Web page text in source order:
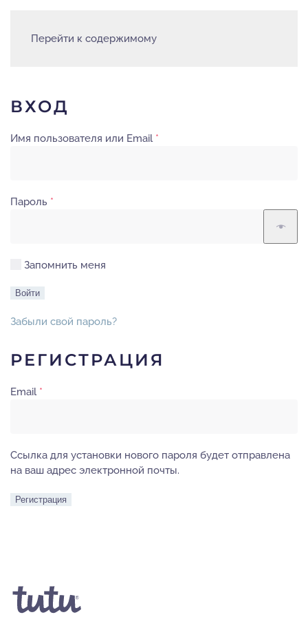
Перейти к содержимому
ВХОД
Имя пользователя или Email *
Пароль *
Запомнить меня
Войти
Забыли свой пароль?
РЕГИСТРАЦИЯ
Email *
Ссылка для установки нового пароля будет отправлена ​​
на ваш адрес электронной почты.
Регистрация